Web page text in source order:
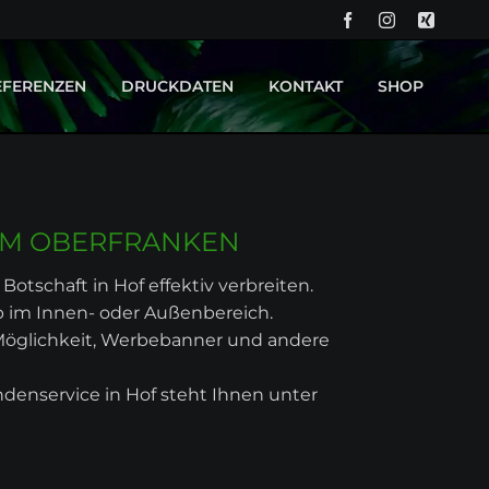
DRUCKDATEN KONTAKT SHOP
OBERFRANKEN
in Hof effektiv verbreiten.
im Innen- oder Außenbereich.
Werbebanner und andere
in Hof steht Ihnen unter